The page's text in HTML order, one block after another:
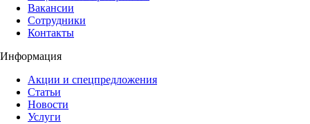
Вакансии
Сотрудники
Контакты
Информация
Акции и спецпредложения
Статьи
Новости
Услуги